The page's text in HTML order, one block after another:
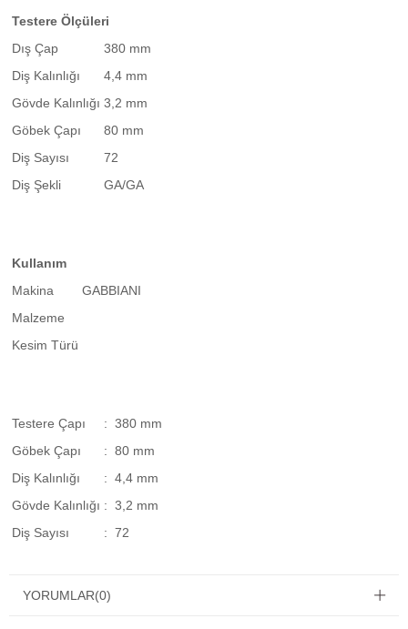
Testere Ölçüleri
Dış Çap
380 mm
Diş Kalınlığı
4,4 mm
Gövde Kalınlığı 3,2 mm
Göbek Çapı
80 mm
Diş Sayısı
72
Diş Şekli
GA/GA
Kullanım
Makina
GABBIANI
Malzeme
Kesim Türü
Testere Çapı
: 380 mm
Göbek Çapı
: 80 mm
Diş Kalınlığı
: 4,4 mm
Gövde Kalınlığı : 3,2 mm
Diş Sayısı
: 72
YORUMLAR(0)